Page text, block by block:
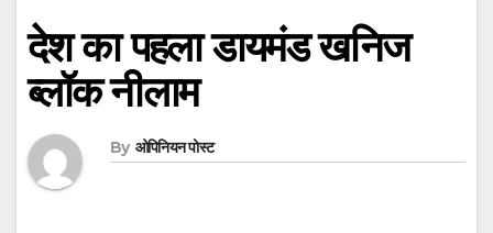
देश का पहला डायमंड खनिज
ब्लॉक नीलाम
By ओपिनियन पोस्ट